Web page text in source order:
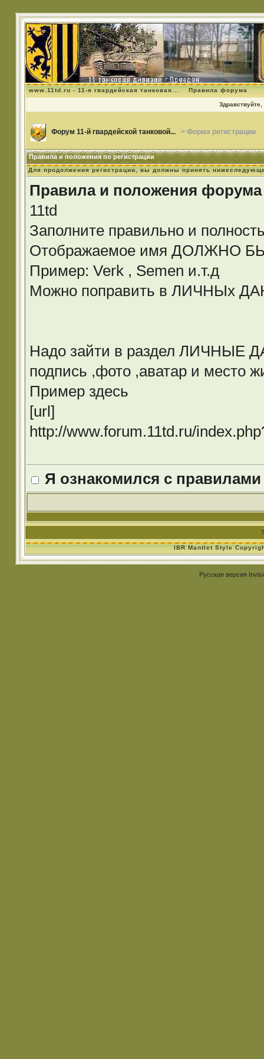
www.11td.ru - 11-я гвардейская танковая... Правила форума
Здравствуйте,
Форум 11-й гвардейской танковой... > Форма регистрации
Правила и положения по регистрации
Для продолжения регистрации, вы должны принять
Правила и положения форума
11td
Заполните правильно и
Отображаемое имя ДОЛЖНО
Пример: Verk , Semen и.т.д
Можно поправить в ЛИЧНЫх
Надо зайти в раздел ЛИЧНЫЕ
подпись ,фото ,аватар и место
Пример здесь
[url]
http://www.forum.11td.ru/
Я ознакомился с
IBR Mantlet Style
Русская версия